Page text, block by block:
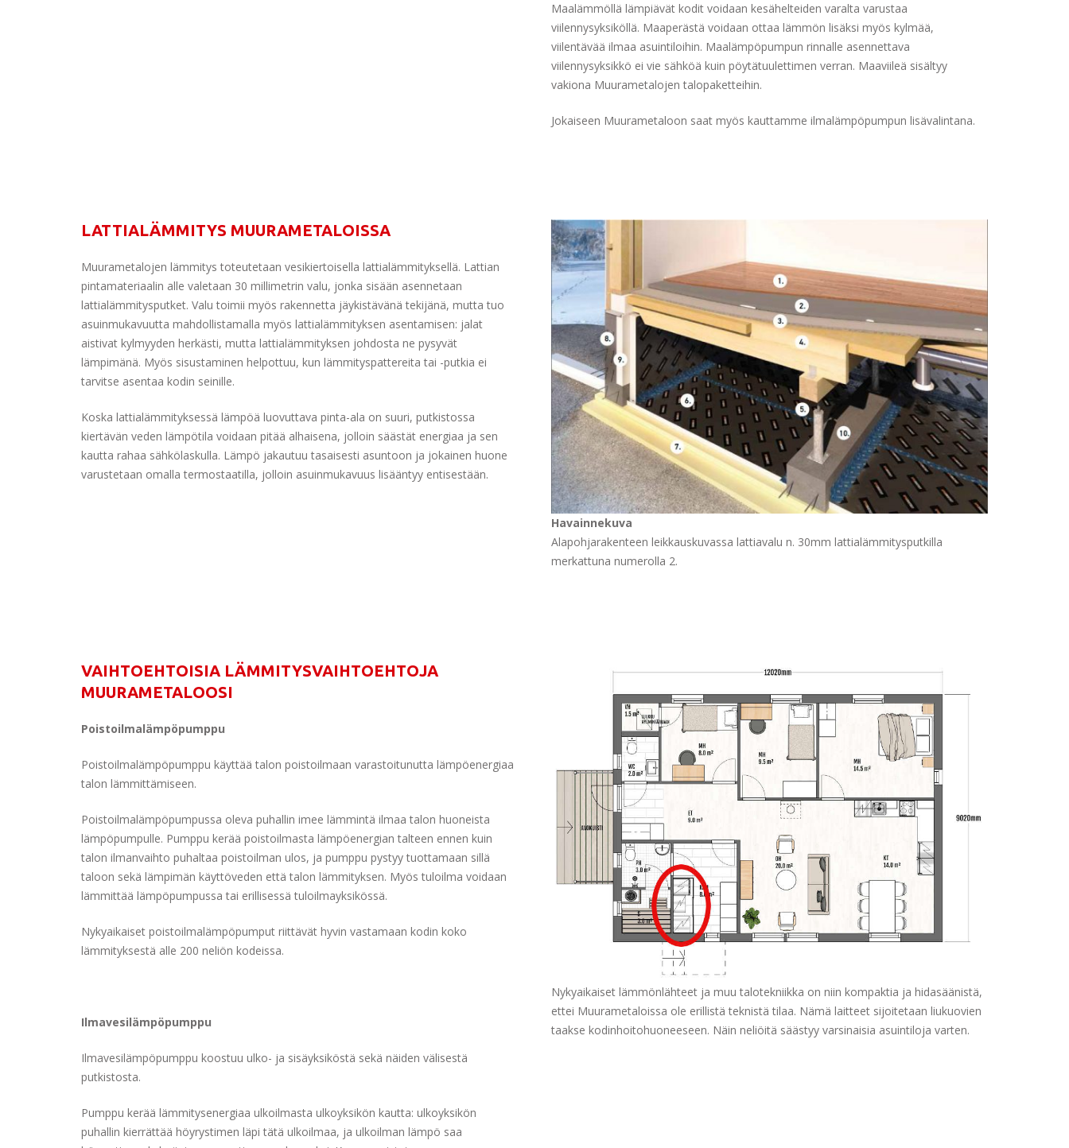
Maalämmöllä lämpiävät kodit voidaan kesähelteiden varalta varustaa
viilennysyksiköllä. Maaperästä voidaan ottaa lämmön lisäksi myös kylmää,
viilentävää ilmaa asuintiloihin. Maalämpöpumpun rinnalle asennettava
viilennysyksikkö ei vie sähköä kuin pöytätuulettimen verran. Maaviileä sisältyy
vakiona Muurametalojen talopaketteihin.
Jokaiseen Muurametaloon saat myös kauttamme ilmalämpöpumpun lisävalintana.
LATTIALÄMMITYS MUURAMETALOISSA
Muurametalojen lämmitys toteutetaan vesikiertoisella lattialämmityksellä. Lattian
pintamateriaalin alle valetaan 30 millimetrin valu, jonka sisään asennetaan
lattialämmitysputket. Valu toimii myös rakennetta jäykistävänä tekijänä, mutta tuo
asuinmukavuutta mahdollistamalla myös lattialämmityksen asentamisen: jalat
aistivat kylmyyden herkästi, mutta lattialämmityksen johdosta ne pysyvät
lämpimänä. Myös sisustaminen helpottuu, kun lämmityspattereita tai -putkia ei
tarvitse asentaa kodin seinille.
Koska lattialämmityksessä lämpöä luovuttava pinta-ala on suuri, putkistossa
kiertävän veden lämpötila voidaan pitää alhaisena, jolloin säästät energiaa ja sen
kautta rahaa sähkölaskulla. Lämpö jakautuu tasaisesti asuntoon ja jokainen huone
varustetaan omalla termostaatilla, jolloin asuinmukavuus lisääntyy entisestään.
Havainnekuva
Alapohjarakenteen leikkauskuvassa lattiavalu n. 30mm lattialämmitysputkilla
merkattuna numerolla 2.
VAIHTOEHTOISIA LÄMMITYSVAIHTOEHTOJA
MUURAMETALOOSI
Poistoilmalämpöpumppu
Poistoilmalämpöpumppu käyttää talon poistoilmaan varastoitunutta lämpöenergiaa
talon lämmittämiseen.
Poistoilmalämpöpumpussa oleva puhallin imee lämmintä ilmaa talon huoneista
lämpöpumpulle. Pumppu kerää poistoilmasta lämpöenergian talteen ennen kuin
talon ilmanvaihto puhaltaa poistoilman ulos, ja pumppu pystyy tuottamaan sillä
taloon sekä lämpimän käyttöveden että talon lämmityksen. Myös tuloilma voidaan
lämmittää lämpöpumpussa tai erillisessä tuloilmayksikössä.
Nykyaikaiset poistoilmalämpöpumput riittävät hyvin vastamaan kodin koko
lämmityksestä alle 200 neliön kodeissa.
Ilmavesilämpöpumppu
Ilmavesilämpöpumppu koostuu ulko- ja sisäyksiköstä sekä näiden välisestä
putkistosta.
Pumppu kerää lämmitysenergiaa ulkoilmasta ulkoyksikön kautta: ulkoyksikön
puhallin kierrättää höyrystimen läpi tätä ulkoilmaa, ja ulkoilman lämpö saa
Nykyaikaiset lämmönlähteet ja muu talotekniikka on niin kompaktia ja hidasäänistä,
ettei Muurametaloissa ole erillistä teknistä tilaa. Nämä laitteet sijoitetaan liukuovien
taakse kodinhoitohuoneeseen. Näin neliöitä säästyy varsinaisia asuintiloja varten.